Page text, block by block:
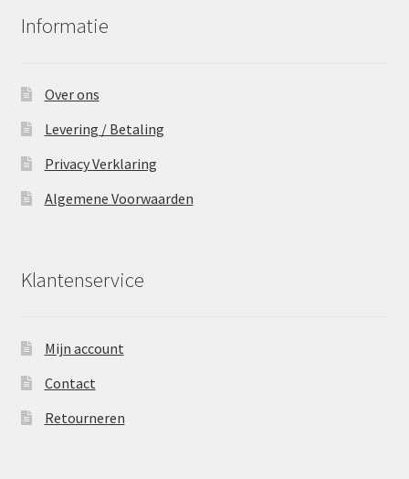
Informatie
Over ons
Levering / Betaling
Privacy Verklaring
Algemene Voorwaarden
Klantenservice
Mijn account
Contact
Retourneren